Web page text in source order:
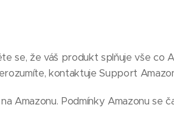
se, že váš produkt splňuje vše co
kontaktuje Support
Amazonu. Podmínky Amazonu se